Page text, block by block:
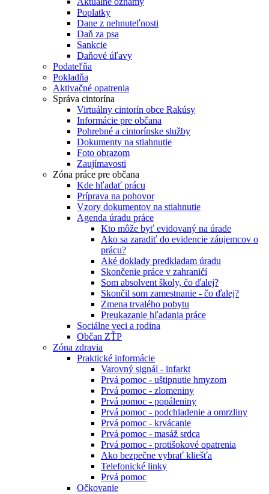
Poplatky
Dane z nehnuteľnosti
Daň za psa
Sankcie
Daňové úľavy
Podateľňa
Pokladňa
Aktivačné opatrenia
Správa cintorína
Virtuálny cintorín obce Rakúsy
Informácie pre občana
Pohrebné a cintorínske služby
Dokumenty na stiahnutie
Foto obrazom
Zaujímavosti
Zóna práce pre občana
Kde hľadať prácu
Príprava na pohovor
Vzory dokumentov na stiahnutie
Agenda úradu práce
Kto môže byť evidovaný na úrade
Ako sa zaradiť do evidencie záujemcov o
prácu?
Aké doklady predkladam úradu
Skončenie práce v zahraničí
Som absolvent školy, čo ďalej?
Skončil som zamestnanie - čo ďalej?
Zmena trvalého pobytu
Preukazanie hľadania práce
Sociálne veci a rodina
Občan ZŤP
Zóna zdravia
Praktické informácie
Varovný signál - infarkt
Prvá pomoc - uštipnutie hmyzom
Prvá pomoc - zlomeniny
Prvá pomoc - popáleniny
Prvá pomoc - podchladenie a omrzliny
Prvá pomoc - krvácanie
Prvá pomoc - masáž srdca
Prvá pomoc - protišokové opatrenia
Ako bezpečne vybrať kliešťa
Telefonické linky
Prvá pomoc
Očkovanie